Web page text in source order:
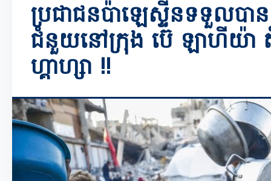
ប្រជាជនប៉ាឡេស្ទីនទទួលបានក
ជំនួយនៅក្រុង ប៊េ ឡាហីយ៉ា
ហ្គាហ្សា !!